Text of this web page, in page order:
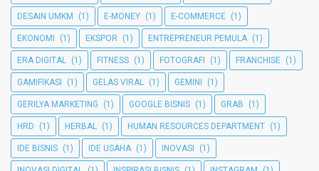
DESAIN UMKM (1) E-MONEY (1) E-COMMERCE (1)
EKONOMI (1) EKSPOR (1) ENTREPRENEUR PEMULA (1)
ERA DIGITAL (1) FITNESS (1) FOTOGRAFI (1) FRANCHISE (1)
GAMIFIKASI (1) GELAS VIRAL (1) GEMINI (1)
GERILYA MARKETING (1) GOOGLE BISNIS (1) GRAB (1)
HRD (1) HERBAL (1) HUMAN RESOURCES DEPARTMENT (1)
IDE BISNIS (1) IDE USAHA (1) INOVASI (1)